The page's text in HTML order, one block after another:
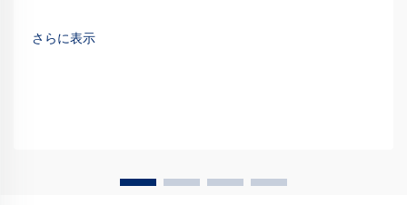
た直線運動を可能にし、そのような環境では不可欠な存在と
なっています。
さらに表示